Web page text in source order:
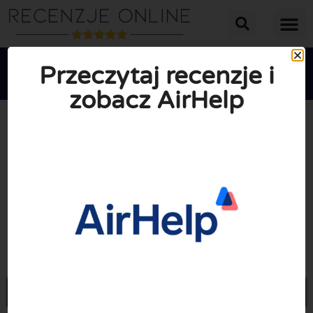

Przeczytaj recenzje i
zobacz AirHelp